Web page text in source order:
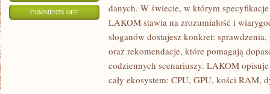
COMMENTS OFFON
danych. W świecie, w którym
LAKOM stawia na zrozumiałość i
sloganów dostajesz konkret:
oraz rekomendacje, które pomagają
codziennych scenariuszy. LAKOM
cały ekosystem: CPU, GPU, kości RAM,